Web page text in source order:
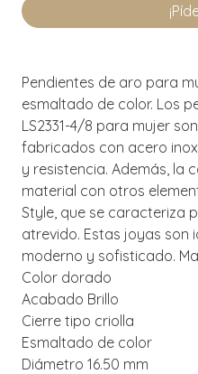
Pendientes de aro para
esmaltado de color. Los
LS2331-4/8 para mujer
fabricados con acero
y resistencia. Además, la
material con otros
Style, que se caracteriza
atrevido. Estas joyas son
moderno y sofisticado.
Color dorado
Acabado Brillo
Cierre tipo criolla
Esmaltado de color
Diámetro 16.50 mm